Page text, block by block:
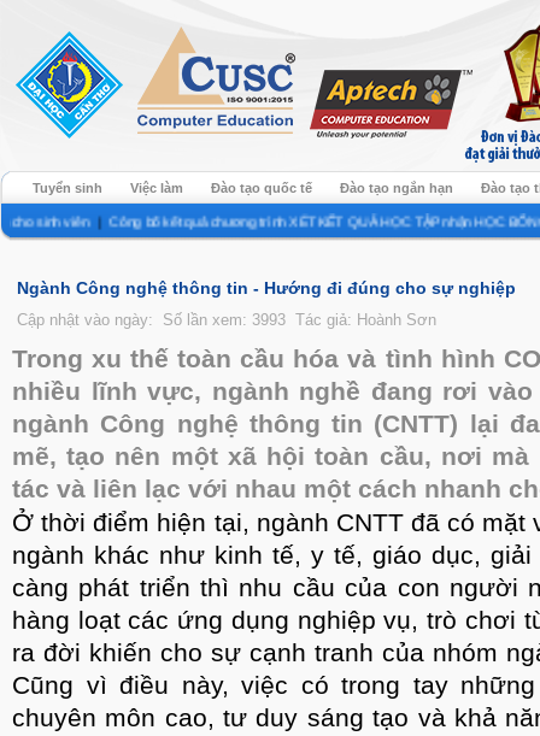
Tuyển sinh Việc làm Đào tạo quốc tế Đào tạo ngắn hạn Đào tạo
viên|Công bố kết quả chương trình XÉT KẾT QUẢ HỌC TẬP nhận HỌC BỔNG
Ngành Công nghệ thông tin - Hướng đi đúng cho sự nghiệp
Cập nhật vào ngày: Số lần xem: 3993 Tác giả: Hoành Sơn
Trong xu thế toàn cầu hóa và tình hình
nhiều lĩnh vực, ngành nghề đang rơi
ngành Công nghệ thông tin (CNTT) lại
mẽ, tạo nên một xã hội toàn cầu, nơi
tác và liên lạc với nhau một cách nhanh
Ở thời điểm hiện tại, ngành CNTT đã có mặt
ngành khác như kinh tế, y tế, giáo dục,
càng phát triển thì nhu cầu của con người
hàng loạt các ứng dụng nghiệp vụ, trò chơi
ra đời khiến cho sự cạnh tranh của nhóm
Cũng vì điều này, việc có trong tay
chuyên môn cao, tư duy sáng tạo và khả